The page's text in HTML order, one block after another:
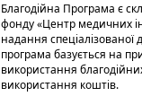
Благодійна Програма є
фонду «Центр медичних
надання
програма базується на
використання
використання коштів.